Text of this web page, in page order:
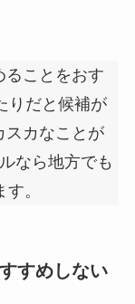
ることをおす
りだと候補が
スカなことが
なら地方でも
。
すめしない